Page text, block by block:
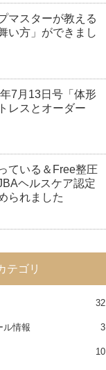
マスターが教える
い方」ができまし
7月13日号「体形
レスとオーダー
ている＆Free整圧
ヘルスケア認定
られました
テゴリ
32
ル情報 3
10